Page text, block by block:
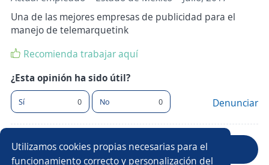
Utilizamos cookies propias necesarias para el
funcionamiento correcto y personalización del
Una de las mejores empresas de publicidad para el
manejo de telemarquetink
Recomienda trabajar aquí
¿Esta opinión ha sido útil?
Sí 0 No 0 Denunciar
Anterior Siguiente